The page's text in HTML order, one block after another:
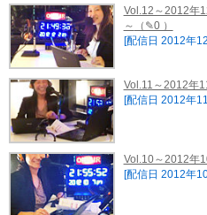
Vol.12～2012年
～
（✎0 ）
[配信日 2012年
Vol.11～2012年
[配信日 2012年
Vol.10～2012年
[配信日 2012年